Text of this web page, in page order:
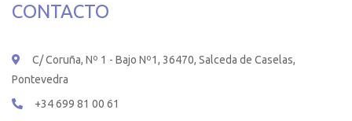
CONTACTO
C/ Coruña, Nº 1 - Bajo Nº1, 36470, Salceda de Caselas,
Pontevedra
+34 699 81 00 61